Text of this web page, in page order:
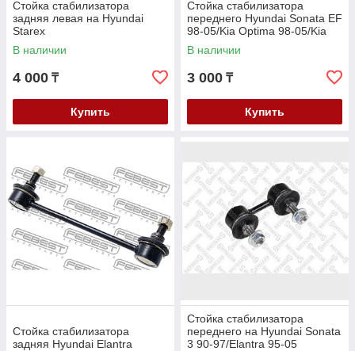
Стойка стабилизатора
задняя левая на Hyundai
Starex
В наличии
4 000 ₸
Купить
Стойка стабилизатора
переднего Hyundai Sonata EF
98-05/Kia Optima 98-05/Kia
Majentis 98-05
В наличии
3 000 ₸
Купить
Стойка стабилизатора
задняя Hyundai Elantra
Стойка стабилизатора
переднего на Hyundai Sonata
3 90-97/Elantra 95-05